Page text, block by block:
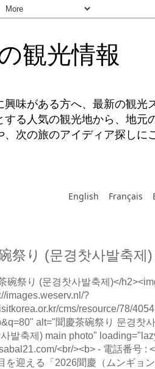
観光情報
興味がある方へ、最新の観光
する人気の観光地から、地
、次の旅のアイディア探しに
English Français
祭り (문경찻사발축제)
碗祭り (문경찻사발축제)</
images.weserv.nl/?
cms/resource/78/
alt="聞慶茶碗祭り 문경찻
발축제) main photo"
<br/><b> - 電話番号 :
を迎える「2026聞慶（ムンギョ